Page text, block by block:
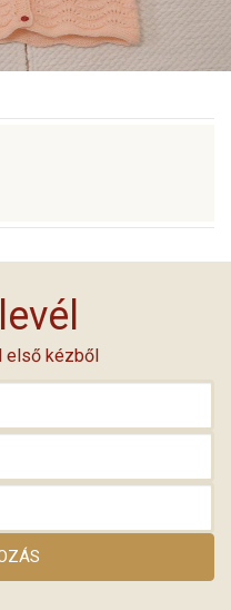
első kézből